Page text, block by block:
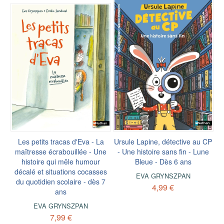
Les petits tracas d'Eva - La
maîtresse écrabouillée - Une
histoire qui mêle humour
décalé et situations cocasses
du quotidien scolaire - dès 7
ans
EVA GRYNSZPAN
7,99 €
Ursule Lapine, détective au CP
- Une histoire sans fin - Lune
Bleue - Dès 6 ans
EVA GRYNSZPAN
4,99 €